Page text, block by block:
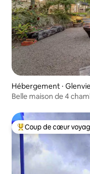
Hébergement ⋅
Belle maison de 4
Coups de cœur
Coup de cœur